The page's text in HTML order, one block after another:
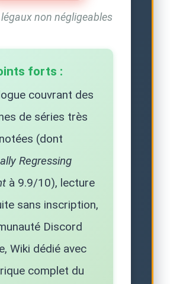
non négligeables
forts :
couvrant des
de séries très
(dont
Regressing
à 9.9/10), lecture
sans inscription,
Discord
Wiki dédié avec
complet du